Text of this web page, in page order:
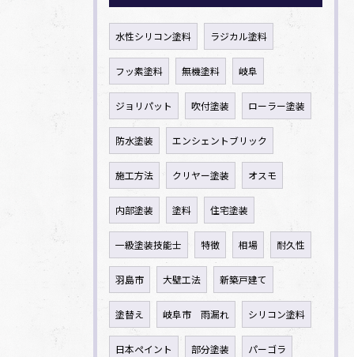
水性シリコン塗料 ラジカル塗料
フッ素塗料 無機塗料 岐阜
ジョリパット 吹付塗装 ローラー塗装
防水塗装 エンシェントブリック
施工方法 クリヤー塗装 オスモ
内部塗装 塗料 住宅塗装
一級塗装技能士 特徴 相場 耐久性
羽島市 大壁工法 新築戸建て
塗替え 岐阜市 雨漏れ シリコン塗料
日本ペイント 部分塗装 パーゴラ